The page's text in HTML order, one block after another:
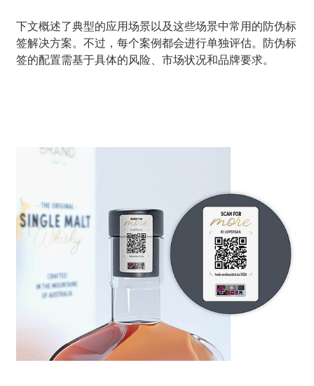
下文概述了典型的应用场景以及这些场景中常用的防伪标
签解决方案。不过，每个案例都会进行单独评估。防伪标
签的配置需基于具体的风险、市场状况和品牌要求。